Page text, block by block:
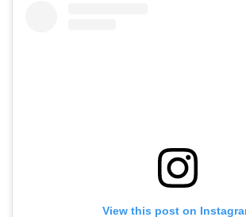
View this post on